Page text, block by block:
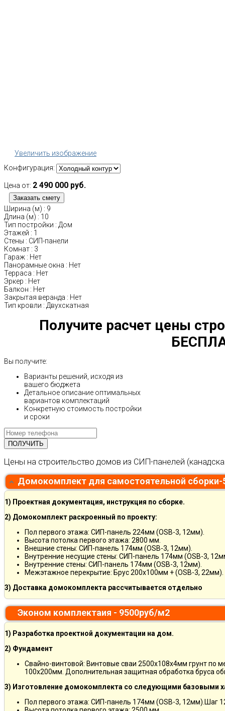
Увеличить изображение
Конфигурация:
Цена от: 2 490 000 руб.
Ширина (м) : 9
Длина (м) : 10
Тип постройки : Дом
Этажей : 1
Стены : СИП-панели
Комнат : 3
Гараж : Нет
Панорамные окна : Нет
Терраса : Нет
Эркер : Нет
Балкон : Нет
Закрытая веранда : Нет
Тип кровли : Двухскатная
Получите расчет цены
Вы получите:
Варианты решений, исходя из
вашего бюджета
Детальное описание оптимальных
вариантов комплектаций
Конкретную стоимость постройки
и сроки
Цены на строительство домов из СИП-панелей
Домокомплект для самостоятельной
1) Проектная документация, инструкция по сборке.
2) Домокомплект раскроенный по проекту:
Пол первого этажа: СИП-панель 224мм (OSB-3, 12мм).
Высота потолка первого этажа: 2800 мм.
Внешние стены: СИП-панель 174мм (OSB-3, 12мм).
Внутренние несущие стены: СИП-панель 174мм (OSB-3,
Внутренние стены: СИП-панель 174мм (OSB-3, 12мм).
Межэтажное перекрытие: Брус 200х100мм + (OSB-3, 22мм).
3) Доставка домокомплекта рассчитывается отдельно
Эконом комплектаия - 9500руб/м2
1) Разработка проектной документации на дом.
2) Фундамент
Свайно-винтовой: Винтовые сваи 2500х108х4мм грунт по
100х200мм. Дополнительная защитная обработка бруса
3) Изготовление домокомплекта со следующими базовыми
Пол первого этажа: СИП-панель 174мм (OSB-3, 12мм).Шаг